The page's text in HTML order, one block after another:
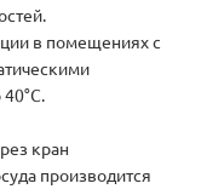
в помещениях с
кран
производится